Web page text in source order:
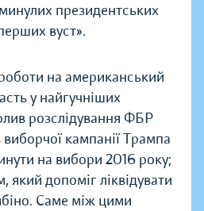
президентських
вуст».
на американський
у найгучніших
розслідування ФБР
кампанії Трампа
на вибори 2016 року;
який допоміг ліквідувати
Саме між цими